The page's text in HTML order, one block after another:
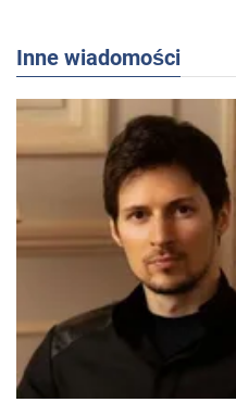
Inne wiadomości